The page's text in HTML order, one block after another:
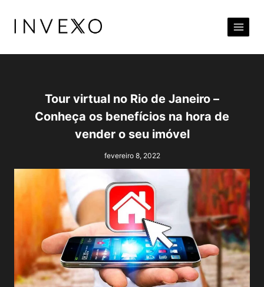
para
Conteúdo
Tour virtual no Rio de Janeiro –
Conheça os benefícios na hora de
vender o seu imóvel
fevereiro 8, 2022